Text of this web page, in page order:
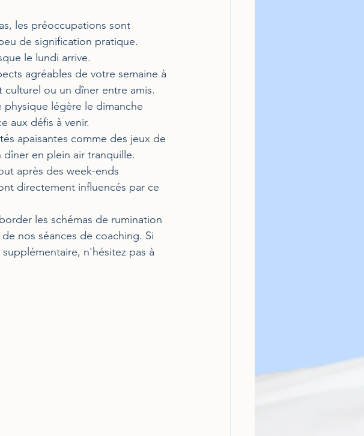
les préoccupations sont
de signification pratique.
le lundi arrive.
agréables de votre semaine à
ou un dîner entre amis.
physique légère le dimanche
aux défis à venir.
apaisantes comme des jeux de
en plein air tranquille.
après des week-ends
directement influencés par ce
les schémas de rumination
nos séances de coaching. Si
n'hésitez pas à